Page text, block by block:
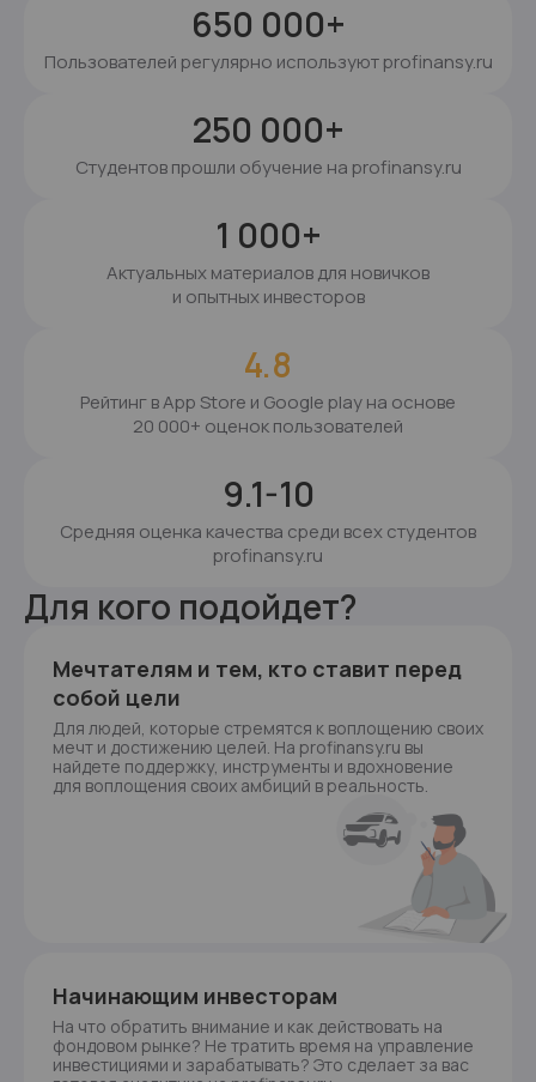
650 000+
Пользователей регулярно используют profinansy.ru
250 000+
Студентов прошли обучение на profinansy.ru
1 000+
Актуальных материалов для новичков
и опытных инвесторов
4.8
Рейтинг в App Store и Google play на основе
20 000+ оценок пользователей
9.1-10
Средняя оценка качества среди всех студентов
profinansy.ru
Для кого подойдет?
Мечтателям и тем, кто ставит перед
собой цели
Для людей, которые стремятся к воплощению своих
мечт и достижению целей. На profinansy.ru вы
найдете поддержку, инструменты и вдохновение
для воплощения своих амбиций в реальность.
Начинающим инвесторам
На что обратить внимание и как действовать на
фондовом рынке? Не тратить время на управление
инвестициями и зарабатывать? Это сделает за вас